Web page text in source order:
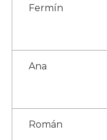
Fermín
Ana
Román